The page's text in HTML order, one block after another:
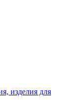
изделия для